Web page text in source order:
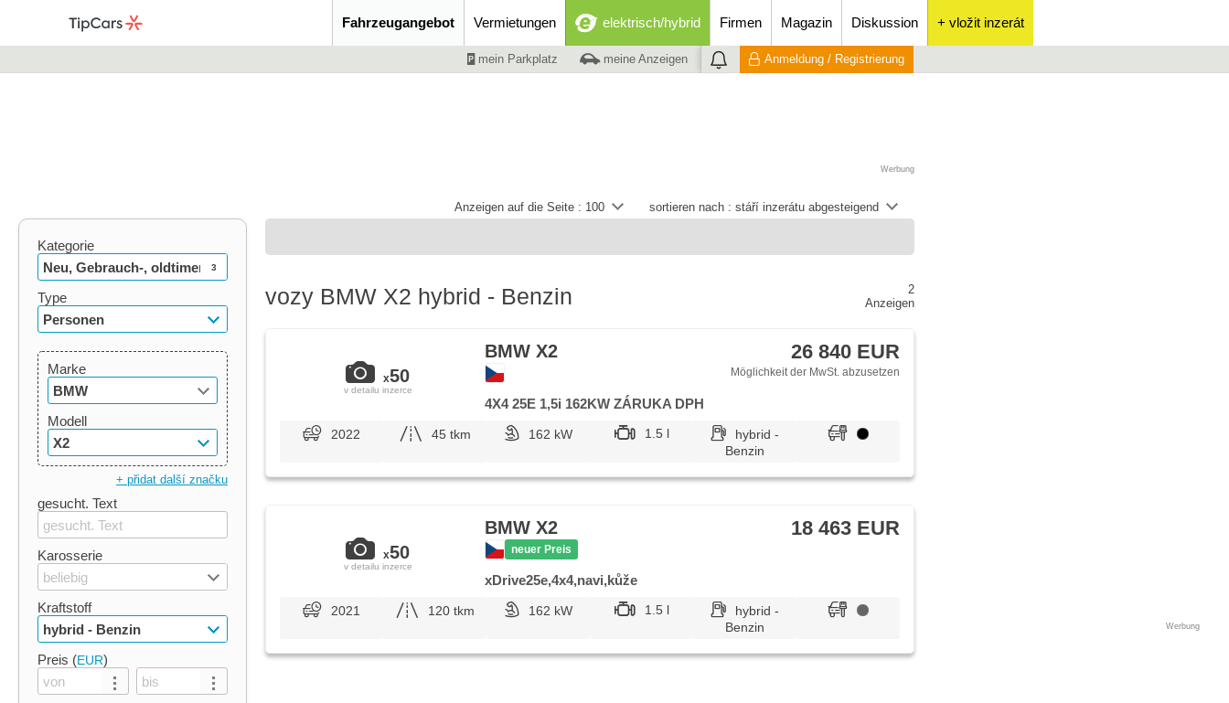
Fahrzeugangebot Vermietungen elektrisch/hybrid Firmen Magazin Diskussion + vložit inzerát
mein Parkplatz meine Anzeigen Anmeldung / Registrierung
Werbung
sortieren nach : stáří inzerátu abgesteigend
Anzeigen auf die Seite : 100
Kategorie
Neu, Gebrauch-, oldtimer
3
Type
Personen
Marke
BMW
Modell
X2
+ přidat další značku
gesucht. Text
Karosserie
beliebig
Kraftstoff
hybrid - Benzin
Preis (EUR)
vozy BMW X2 hybrid - Benzin
2
Anzeigen
x50
v detailu inzerce
BMW X2 26 840 EUR
Möglichkeit der MwSt. abzusetzen
4X4 25E 1,5i 162KW ZÁRUKA DPH
2022 45 tkm 162 kW 1.5 l
hybrid -
Benzin
x50
v detailu inzerce
BMW X2
neuer Preis
18 463 EUR
xDrive25e,4x4,navi,kůže
2021 120 tkm 162 kW 1.5 l
hybrid -
Benzin
Werbung